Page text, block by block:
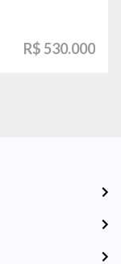
R$ 530.000